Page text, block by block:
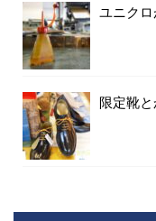
ユニク
限定靴